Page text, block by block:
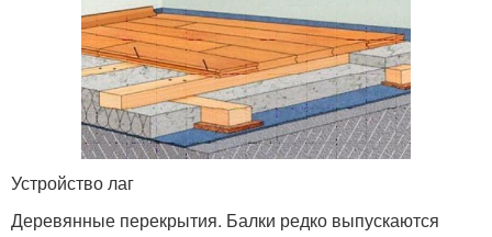
Устройство лаг
Деревянные перекрытия. Балки редко выпускаются